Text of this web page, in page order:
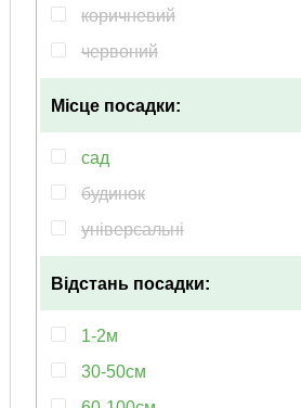
коричневий
червоний
Місце посадки:
сад
будинок
універсальні
Відстань посадки:
1-2м
30-50см